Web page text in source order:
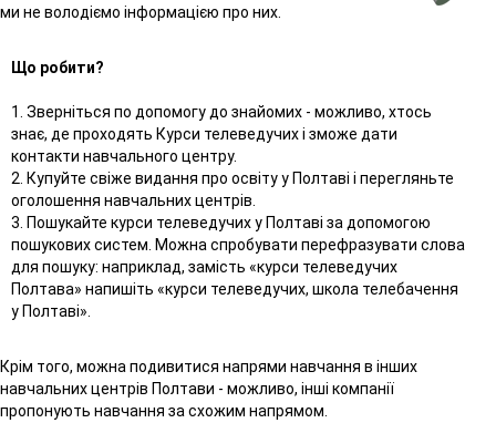
ми не володіємо інформацією про них.
Що робити?
1. Зверніться по допомогу до знайомих - можливо, хтось
знає, де проходять Курси телеведучих і зможе дати
контакти навчального центру.
2. Купуйте свіже видання про освіту у Полтаві і перегляньте
оголошення навчальних центрів.
3. Пошукайте курси телеведучих у Полтаві за допомогою
пошукових систем. Можна спробувати перефразувати слова
для пошуку: наприклад, замість «курси телеведучих
Полтава» напишіть «курси телеведучих, школа телебачення
у Полтаві».
Крім того, можна подивитися напрями навчання в інших
навчальних центрів Полтави - можливо, інші компанії
пропонують навчання за схожим напрямом.